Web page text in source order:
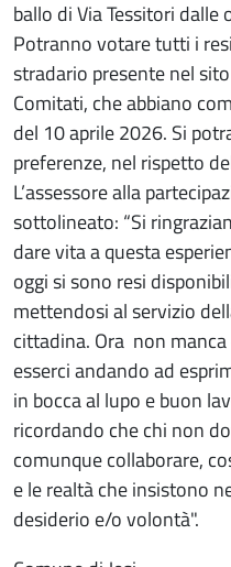
ballo di Via Tessitori dalle
Potranno votare tutti i
stradario presente nel
Comitati, che abbiano
del 10 aprile 2026. Si
preferenze, nel rispetto
L’assessore alla
sottolineato: “Si
dare vita a questa
oggi si sono resi
mettendosi al servizio
cittadina. Ora non
esserci andando ad
in bocca al lupo e buon
ricordando che chi non
comunque collaborare,
e le realtà che insistono
desiderio e/o volontà".